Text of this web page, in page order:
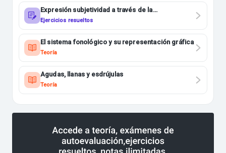
Expresión subjetividad a través de la
modalización 2BACHI
Ejercicios resueltos
El sistema fonológico y su representación gráfica
Teoría
Agudas, llanas y esdrújulas
Teoría